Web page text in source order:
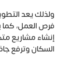
ولذلك يعد
فرص العمل،
إنشاء مشاريع
السكان وترفع